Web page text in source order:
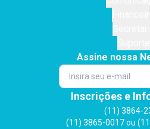
Assine nossa
Inscrições e
(11) 3864-
(11) 3865-0017 ou